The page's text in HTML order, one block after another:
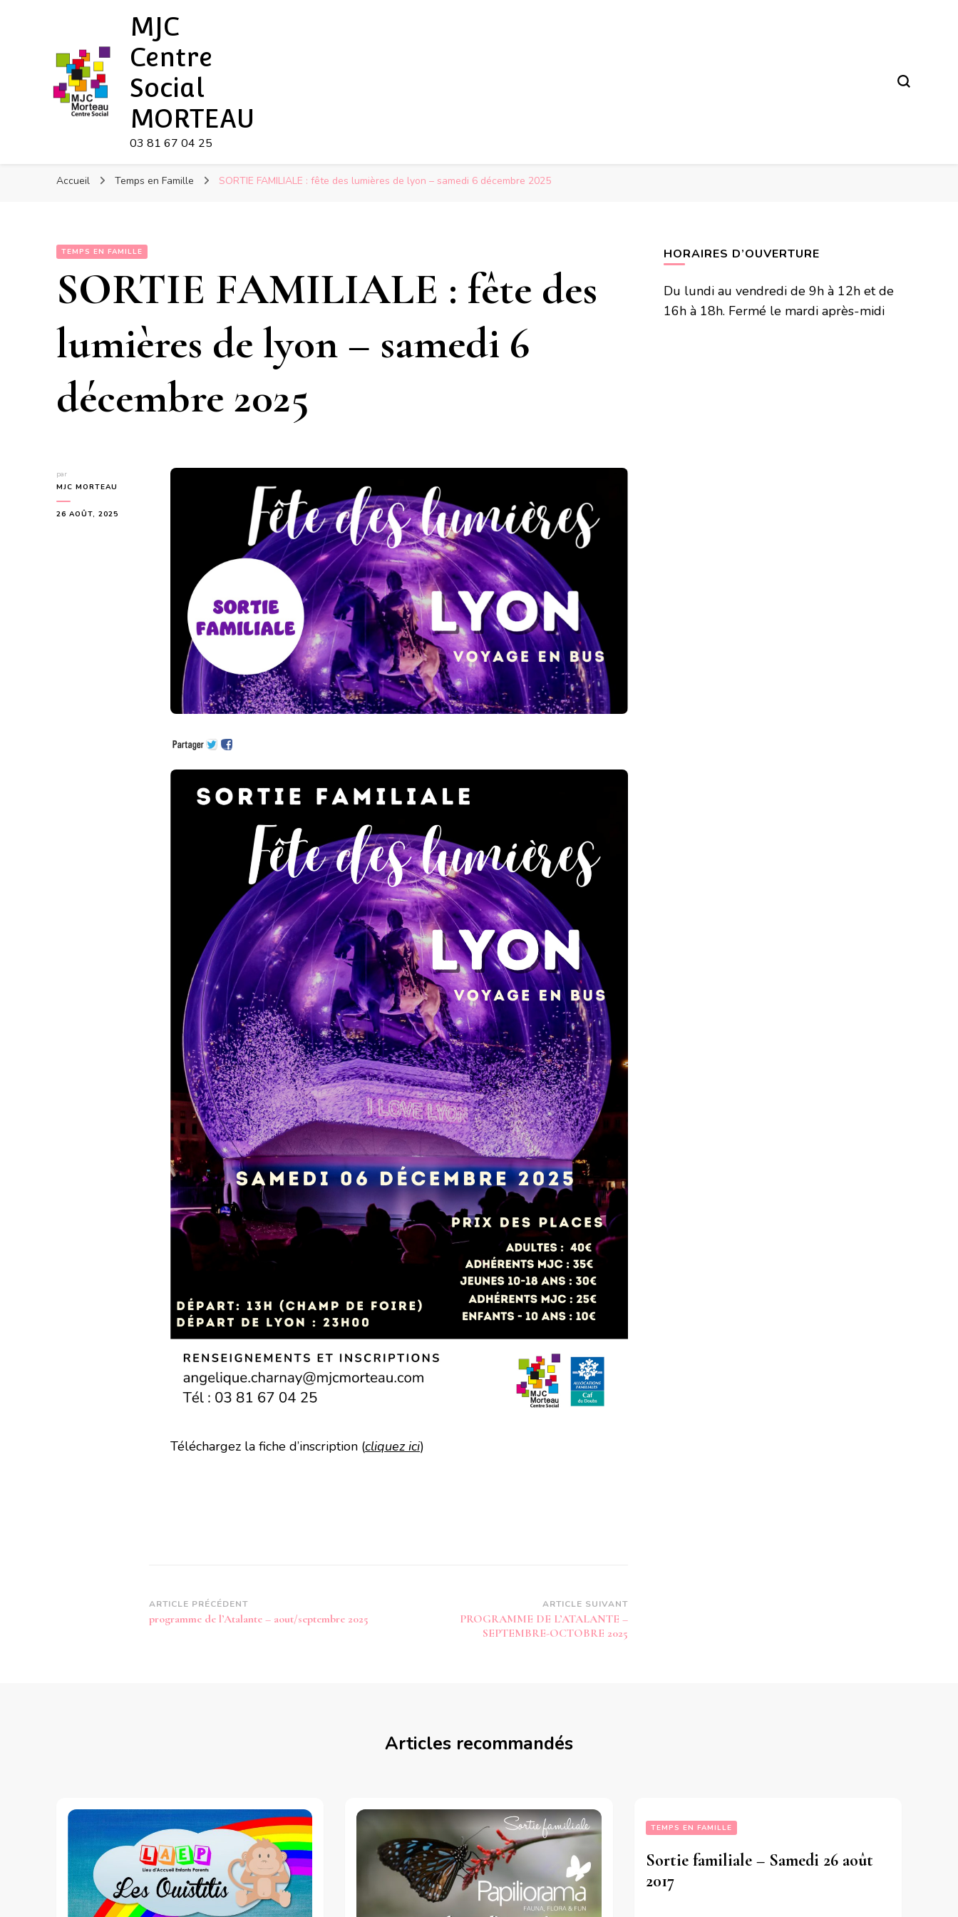
MJC
Centre
Social
MORTEAU
03 81 67 04 25
Accueil Temps en Famille SORTIE FAMILIALE : fête des lumières de lyon – samedi 6 décembre 2025
TEMPS EN FAMILLE
SORTIE FAMILIALE : fête des
lumières de lyon – samedi 6
décembre 2025
par
MJC MORTEAU
26 AOÛT, 2025
Téléchargez la fiche d’inscription (cliquez ici)
Navigation
d’article
ARTICLE PRÉCÉDENT
programme de l’Atalante – aout/septembre 2025
ARTICLE SUIVANT
PROGRAMME DE L’ATALANTE –
SEPTEMBRE-OCTOBRE 2025
HORAIRES D’OUVERTURE
Du lundi au vendredi de 9h à 12h et de
16h à 18h. Fermé le mardi après-midi
Articles recommandés
TEMPS EN FAMILLE
Sortie familiale – Samedi 26 août
2017